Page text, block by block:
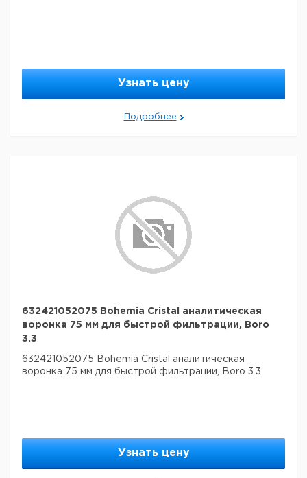
Узнать цену
Подробнее
632421052075 Bohemia Cristal аналитическая
воронка 75 мм для быстрой фильтрации, Boro
3.3
632421052075 Bohemia Cristal аналитическая
воронка 75 мм для быстрой фильтрации, Boro 3.3
Узнать цену